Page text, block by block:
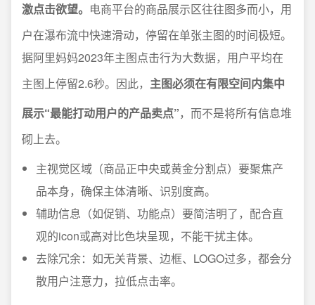
激点击欲望。 电商平台的商品展示区往往图多而小，用
户在瀑布流中快速滑动，停留在单张主图的时间极短。
据阿里妈妈2023年主图点击行为大数据，用户平均在
主图上停留2.6秒。因此， 主图必须在有限空间内集中
展示“最能打动用户的产品卖点”，而不是将所有信息堆
砌上去。
主视觉区域（商品正中央或黄金分割点）要聚焦产
品本身，确保主体清晰、识别度高。
辅助信息（如促销、功能点）要简洁明了，配合直
观的icon或高对比色块呈现，不能干扰主体。
去除冗余：如无关背景、边框、LOGO过多，都会分
散用户注意力，拉低点击率。